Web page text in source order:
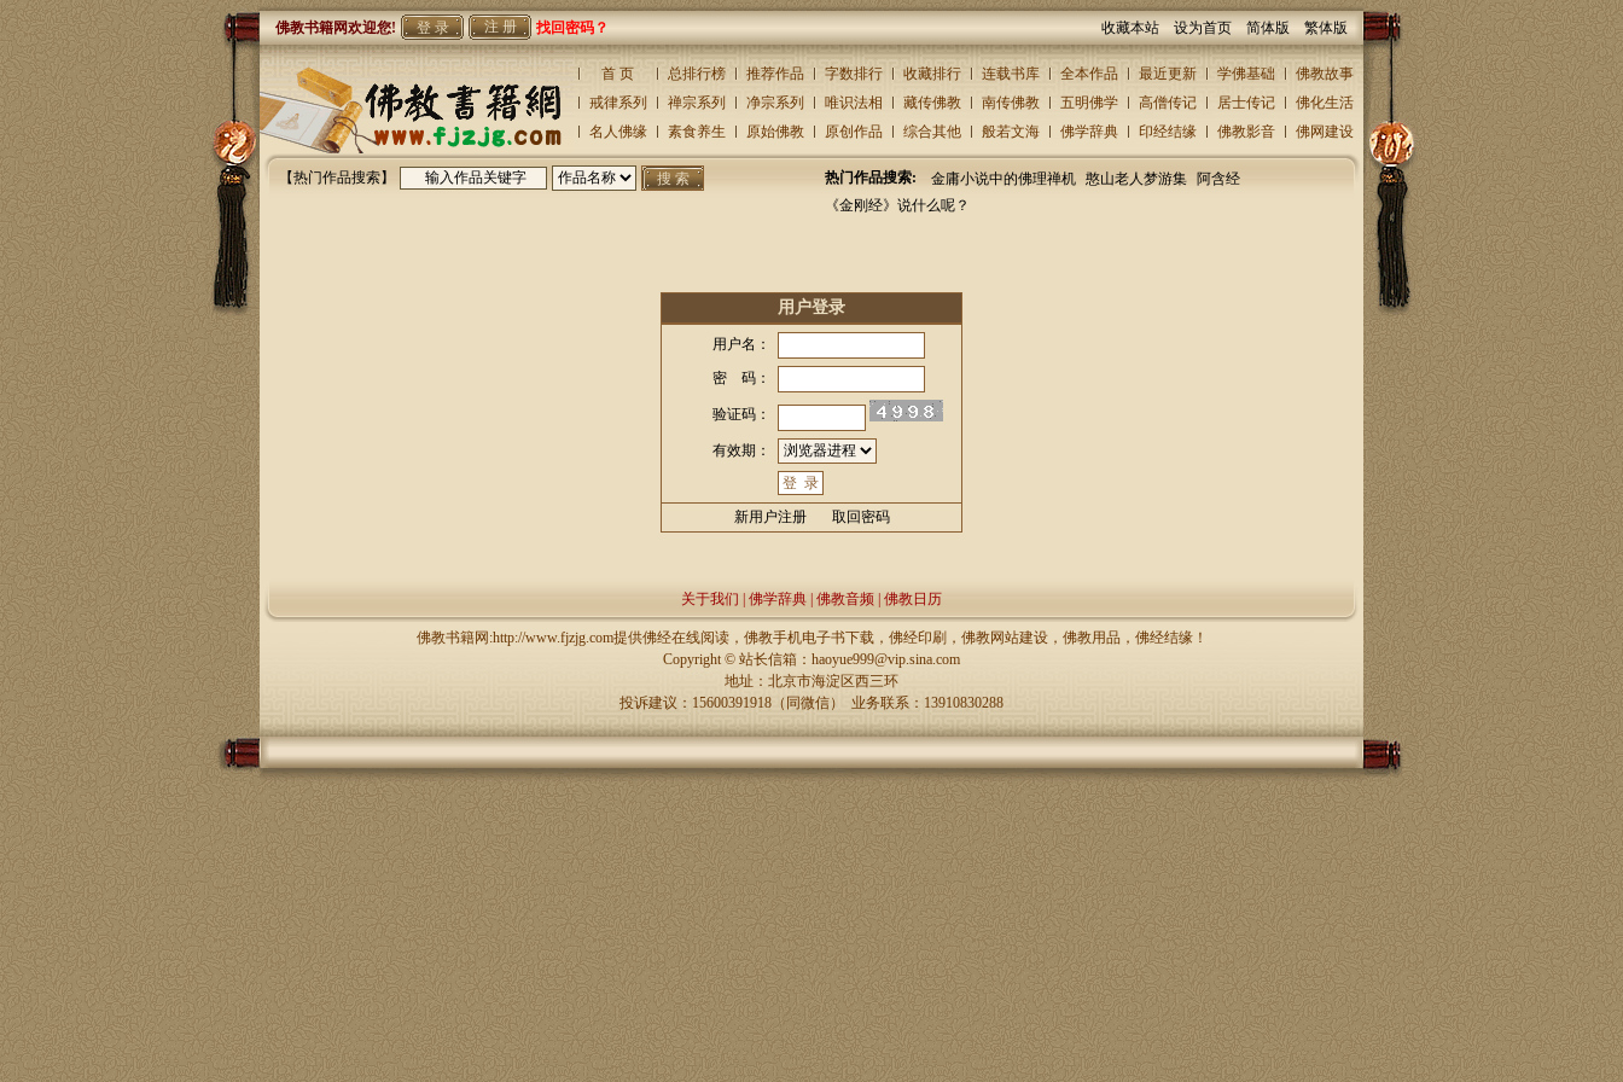
佛教书籍网欢迎您! 注 册 找回密码？ 收藏本站 设为首页 简体版 繁体版
首 页 总排行榜 推荐作品 字数排行 收藏排行 连载书库 全本作品 最近更新 学佛基础
佛教故事
戒律系列
禅宗系列 净宗系列 唯识法相 藏传佛教 南传佛教 五明佛学 高僧传记 居士传记
佛化生活
名人佛缘
素食养生 原始佛教 原创作品 综合其他 般若文海 佛学辞典 印经结缘 佛教影音 佛网建设
【热门作品搜索】 热门作品搜索: 金庸小说中的佛理禅机 憨山老人梦游集
阿含经
《金刚经》说什么呢？
用户登录
用户名：
密 码：
验证码：
有效期：
新用户注册 取回密码
关于我们 佛学辞典 佛教音频 佛教日历
佛教书籍网:http://www.fjzjg.com提供佛经在线阅读，佛教手机电子书下载，佛经印刷，佛教网站建设，佛教用品，佛经结缘！
Copyright © 站长信箱：haoyue999@vip.sina.com
地址：北京市海淀区西三环
投诉建议：15600391918（同微信） 业务联系：13910830288